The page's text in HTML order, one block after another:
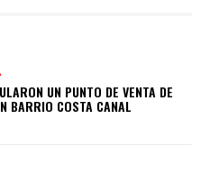
UN PUNTO DE VENTA DE
BARRIO COSTA CANAL